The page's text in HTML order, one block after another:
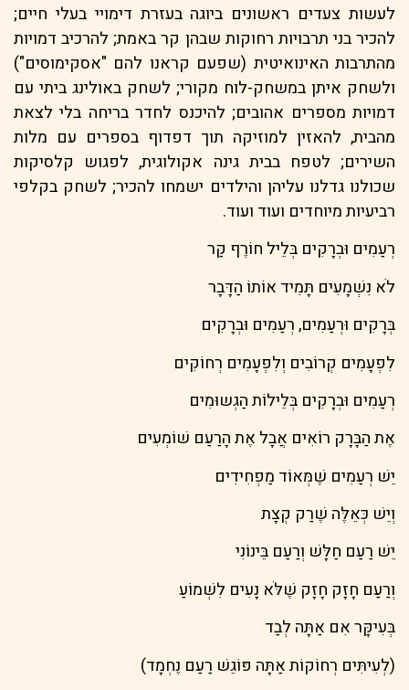
לעשות צעדים ראשונים ביוגה בעזרת דימויי בעלי חיים;
להכיר בני תרבויות רחוקות שבהן קר באמת; להרכיב דמויות
מהתרבות האינואיטית (שפעם קראנו להם "אסקימוסים")
ולשחק איתן במשחק-לוח מקורי; לשחק באולינג ביתי עם
דמויות מספרים אהובים; להיכנס לחדר בריחה בלי לצאת
מהבית, להאזין למוזיקה תוך דפדוף בספרים עם מלות
השירים; לטפח בבית גינה אקולוגית, לפגוש קלסיקות
שכולנו גדלנו עליהן והילדים ישמחו להכיר; לשחק בקלפי
רביעיות מיוחדים ועוד ועוד.
רְעַמִים וּבְרָקִים בְּלֵיל חוֹרֶף קַר
לֹא נִשְׁמָעִים תָּמִיד אוֹתוֹ הַדָּבָר
בְּרָקִים וּרְעַמִים, רְעַמִים וּבְרָקִים
לִפְעָמִים קְרוֹבִים וְלִפְעָמִים רְחוֹקִים
רְעַמִים וּבְרָקִים בְּלֵילוֹת הַגְשוּמִים
אֶת הַבָּרָק רוֹאִים אֲבָל אֶת הָרַעַם שׁוֹמְעִים
יֵשׁ רְעַמִים שֶׁמְּאוֹד מַפְחִידִים
וְיֵשׁ כְּאֵלֶּה שֶׁרַק קְצָת
יֵשׁ רַעַם חַלָּשׁ וְרַעַם בֵּינוֹנִי
וְרַעַם חָזָק חָזָק שֶׁלֹּא נָעִים לִשְׁמוֹעַ
בְּעִיקָּר אִם אַתָּה לְבַד
(לְעִיתִּים רְחוֹקוֹת אַתָּה פּוֹגֵשׁ רַעַם נֶחְמָד)